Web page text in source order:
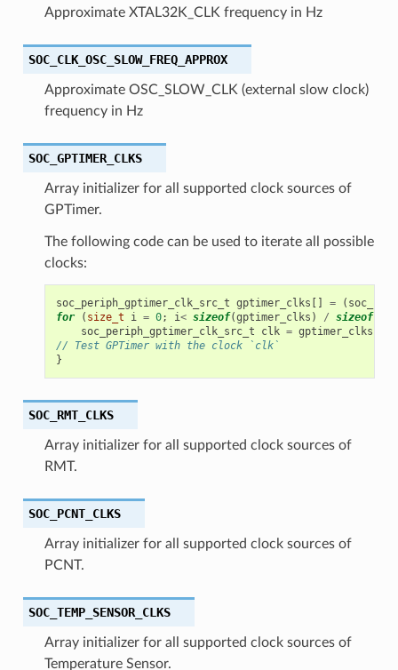
Approximate XTAL32K_CLK frequency in Hz
SOC_CLK_OSC_SLOW_FREQ_APPROX
Approximate OSC_SLOW_CLK (external slow clock)
frequency in Hz
SOC_GPTIMER_CLKS
Array initializer for all supported clock sources of
GPTimer.
The following code can be used to iterate all possible
clocks:
soc_periph_gptimer_clk_src_t gptimer_clks [] = (
for
( size_t i = 0; i< sizeof(gptimer_clks ) / sizeof(
soc_periph_gptimer_clk_src_t
clk = gptimer_clks
// Test GPTimer with the clock `clk`
}
SOC_RMT_CLKS
Array initializer for all supported clock sources of
RMT.
SOC_PCNT_CLKS
Array initializer for all supported clock sources of
PCNT.
SOC_TEMP_SENSOR_CLKS
Array initializer for all supported clock sources of
Temperature Sensor.